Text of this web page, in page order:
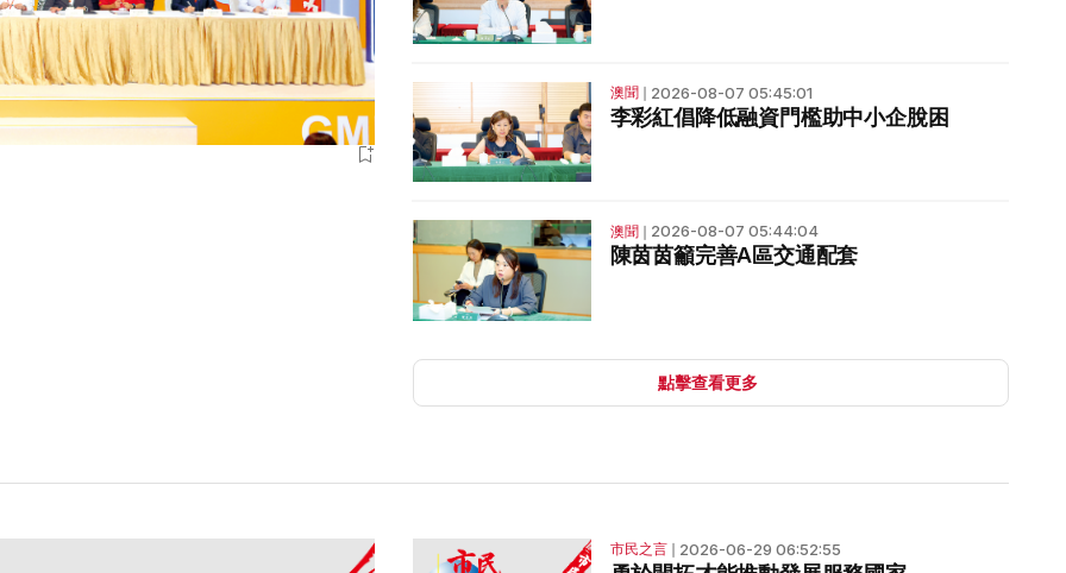
澳聞 ❘ 2026-08-07 05:45:01
李彩紅倡降低融資門檻助中小企脫困
澳聞 ❘ 2026-08-07 05:44:04
陳茵茵籲完善A區交通配套
點擊查看更多
市民之言❘ 2026-06-29 06:52:55